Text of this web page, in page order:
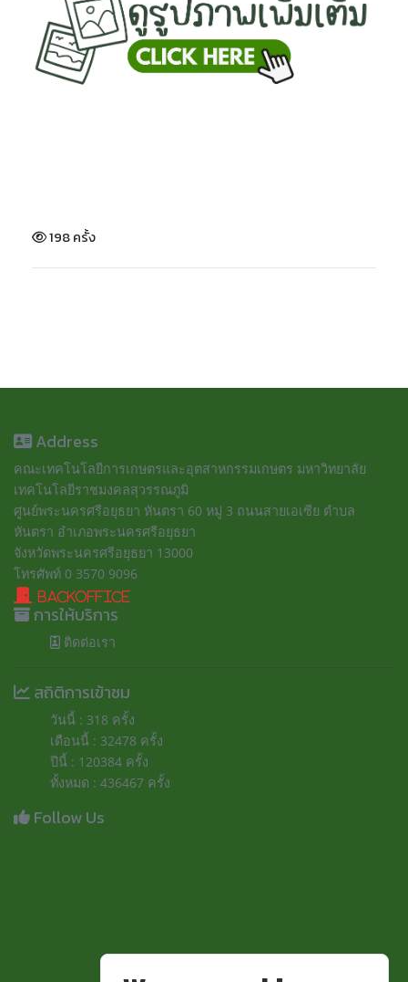
198 ครั้ง
Address
คณะเทคโนโลยีการเกษตรและอุตสาหกรรมเกษตร มหาวิทยาลัย
เทคโนโลยีราชมงคลสุวรรณภูมิ
ศูนย์พระนครศรีอยุธยา หันตรา 60 หมู่ 3 ถนนสายเอเซีย ตำบล
หันตรา อำเภอพระนครศรีอยุธยา
จังหวัดพระนครศรีอยุธยา 13000
โทรศัพท์ 0 3570 9096
BackOffice
การให้บริการ
ติดต่อเรา
สถิติการเข้าชม
วันนี้ : 318 ครั้ง
เดือนนี้ : 32478 ครั้ง
ปีนี้ : 120384 ครั้ง
ทั้งหมด : 436467 ครั้ง
Follow Us